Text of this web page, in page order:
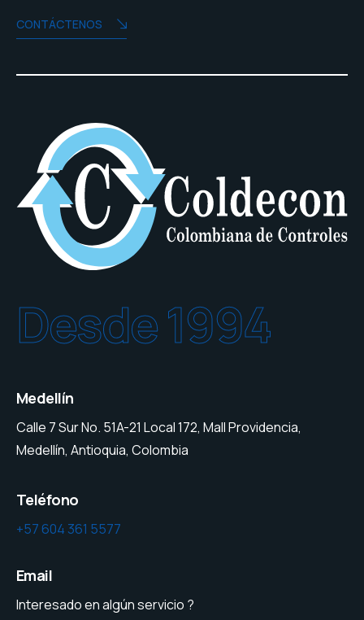
CONTÁCTENOS
Desde 1994
Medellín
Calle 7 Sur No. 51A-21 Local 172, Mall Providencia,
Medellín, Antioquia, Colombia
Teléfono
+57 604 361 5577
Email
Interesado en algún servicio ?